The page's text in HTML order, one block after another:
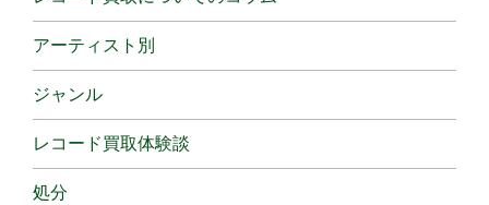
アーティスト別
ジャンル
レコード買取体験談
処分